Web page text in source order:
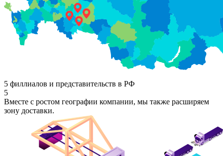
5 филлиалов и представительств в РФ
5
Вместе с ростом географии компании, мы также расширяем
зону доставки.